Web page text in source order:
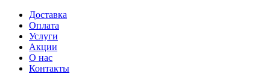
Доставка
Оплата
Услуги
Акции
О нас
Контакты